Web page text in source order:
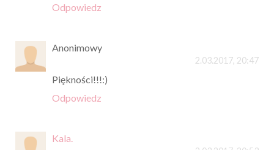
Odpowiedz
Anonimowy
2.03.2017, 20:47
Piękności!!!:)
Odpowiedz
Kala.